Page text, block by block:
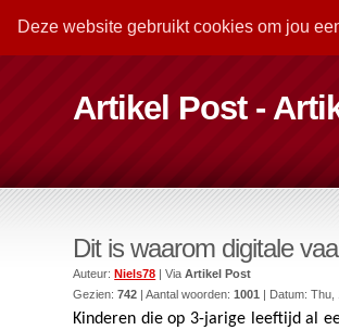
Deze website gebruikt cookies om jou
Artikel Post -
Dit is waarom digitale
Auteur:Niels78 | ViaArtikel Post
Gezien:742 | Aantal woorden:1001 | Datum:Thu,
Kinderen die op 3-jarige leeftijd al